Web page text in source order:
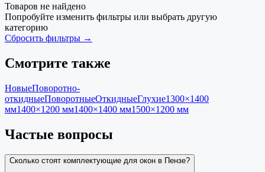
Товаров не найдено
Попробуйте изменить фильтры или выбрать другую
категорию
Сбросить фильтры →
Смотрите также
НовыеПоворотно-
откидныеПоворотныеОткидныеГлухие1300×1400
мм1400×1200 мм1400×1400 мм1500×1200 мм
Частые вопросы
Сколько стоят комплектующие для окон в Пензе?